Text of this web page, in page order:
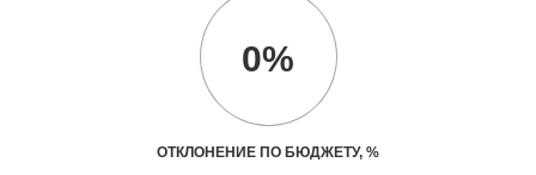
0%
ОТКЛОНЕНИЕ ПО БЮДЖЕТУ, %